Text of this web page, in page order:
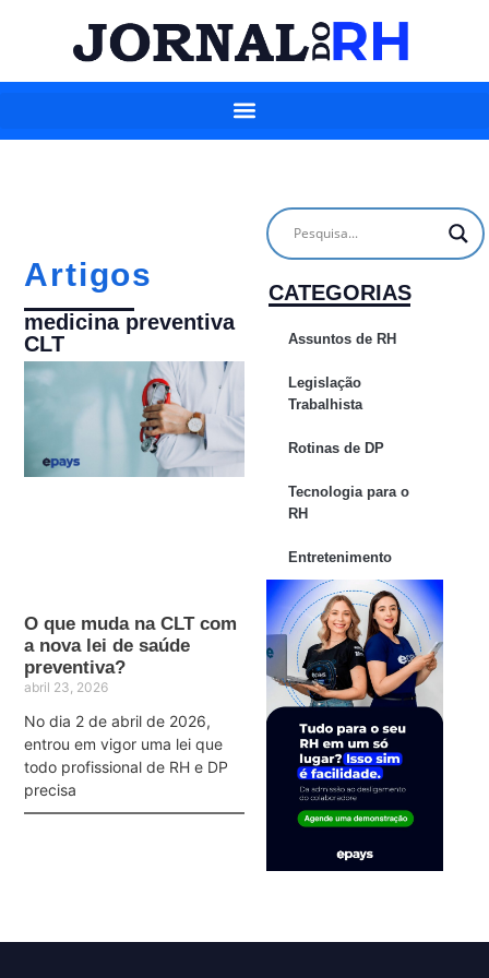
Artigos
medicina preventiva
CLT
O que muda na CLT com
a nova lei de saúde
preventiva?
abril 23, 2026
No dia 2 de abril de 2026,
entrou em vigor uma lei que
todo profissional de RH e DP
precisa
CATEGORIAS
Assuntos de RH
Legislação
Trabalhista
Rotinas de DP
Tecnologia para o
RH
Entretenimento